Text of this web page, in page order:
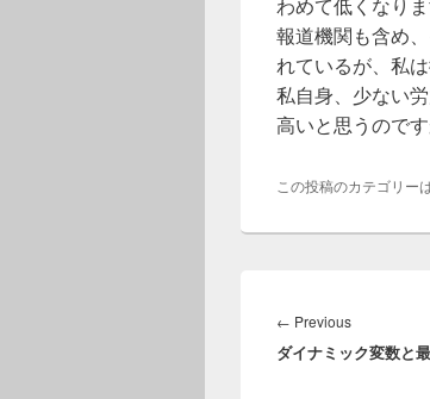
報道機関も含め
れているが、私
私自身、少ない
高いと思うのです
この投稿のカテゴリー
稿
ナ
← PreviousPrevious
post:
ダイナミック変数と